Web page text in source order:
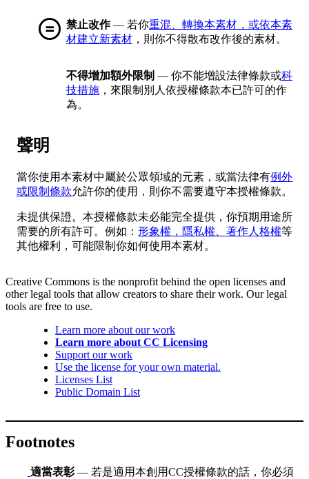
禁止改作— 若你重混、轉換本素材，或依本素
材建立新素材 ，則你不得散布改作後的素材。
不得增加額外限制 — 你不能增設法律條款或科
技措施 ，來限制別人依授權條款本已許可的作
為。
聲明
當你使用本素材中屬於公眾領域的元素，或當法律有例外
或限制條款允許你的使用，則你不需要遵守本授權條款。
未提供保證。本授權條款未必能完全提供，你預期用途所
需要的所有許可。例如： 形象權，隱私權、著作人格權等
其他權利，可能限制你如何使用本素材。
Creative Commons is the nonprofit behind the open licenses and
other legal tools that allow creators to share their work. Our legal
tools are free to use.
Learn more about our work
Learn more about CC Licensing
Support our work
Use the license for your own material.
Licenses List
Public Domain List
Footnotes
適當表彰— 若是適用本創用CC授權條款的話，你必須